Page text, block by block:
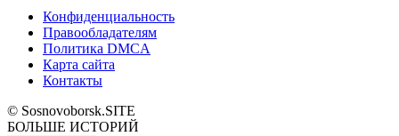
Конфиденциальность
Правообладателям
Политика DMCA
Карта сайта
Контакты
© Sosnovoborsk.SITE
БОЛЬШЕ ИСТОРИЙ